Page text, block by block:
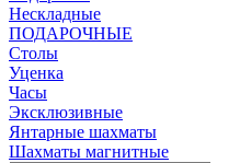
Нескладные
ПОДАРОЧНЫЕ
Столы
Уценка
Часы
Эксклюзивные
Янтарные шахматы
Шахматы магнитные